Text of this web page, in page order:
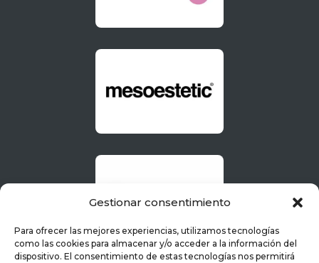
Gestionar consentimiento
Para ofrecer las mejores experiencias, utilizamos tecnologías
como las cookies para almacenar y/o acceder a la información del
dispositivo. El consentimiento de estas tecnologías nos permitirá